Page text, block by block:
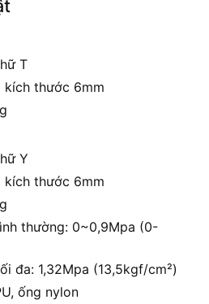
T
kích thước 6mm
Y
kích thước 6mm
thường: 0~0,9Mpa (0-
đa: 1,32Mpa (13,5kgf/cm²)
ống nylon